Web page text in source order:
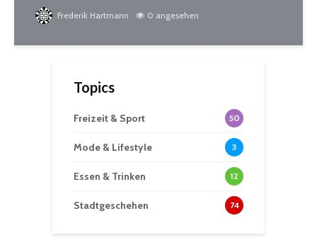
Frederik Hartmann 0 angesehen
Topics
Freizeit & Sport 50
Mode & Lifestyle 3
Essen & Trinken 12
Stadtgeschehen 74